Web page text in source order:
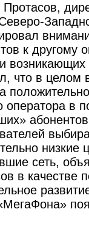
Протасов,
к другому
возникающих
что в целом
оператора в
сеть,
в качестве